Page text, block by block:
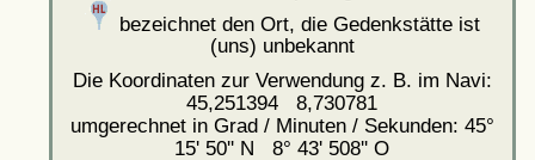
bezeichnet den Ort, die Gedenkstätte ist
(uns) unbekannt
Die Koordinaten zur Verwendung z. B. im Navi:
45,251394 8,730781
umgerechnet in Grad / Minuten / Sekunden: 45°
15' 50'' N 8° 43' 508'' O